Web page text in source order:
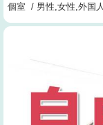
個室 / 男性,女性,外国